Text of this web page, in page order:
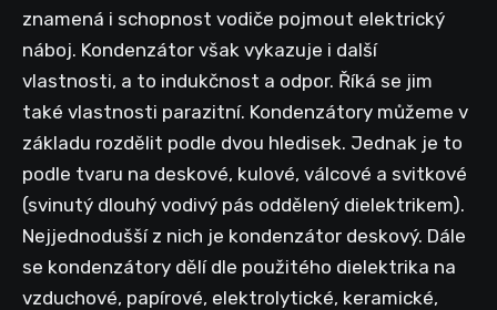
znamená i schopnost vodiče pojmout elektrický
náboj. Kondenzátor však vykazuje i další
vlastnosti, a to indukčnost a odpor. Říká se jim
také vlastnosti parazitní. Kondenzátory můžeme v
základu rozdělit podle dvou hledisek. Jednak je to
podle tvaru na deskové, kulové, válcové a svitkové
(svinutý dlouhý vodivý pás oddělený dielektrikem).
Nejjednodušší z nich je kondenzátor deskový. Dále
se kondenzátory dělí dle použitého dielektrika na
vzduchové, papírové, elektrolytické, keramické,